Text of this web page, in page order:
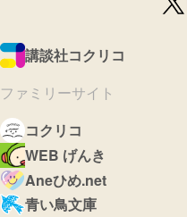
講談社コクリコ
ファミリーサイト
コクリコ
WEB げんき
Aneひめ.net
青い鳥文庫